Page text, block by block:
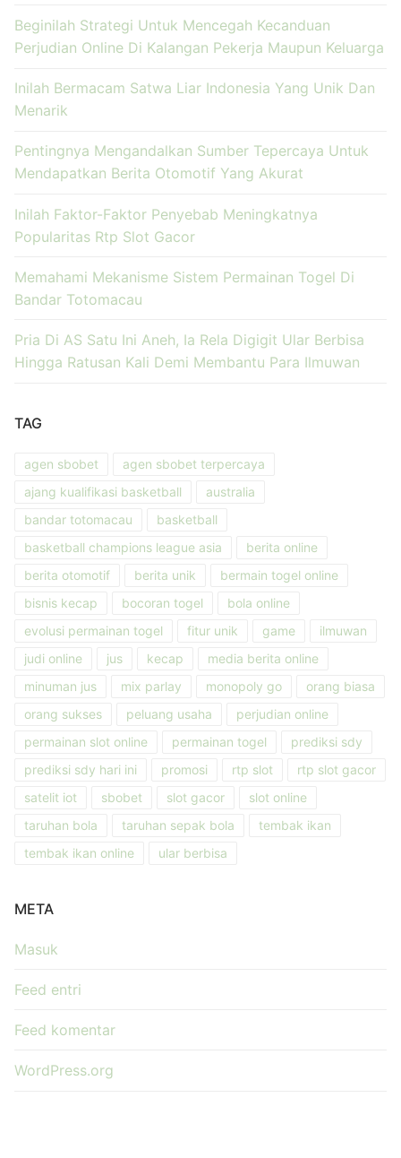
Beginilah Strategi Untuk Mencegah Kecanduan
Perjudian Online Di Kalangan Pekerja Maupun Keluarga
Inilah Bermacam Satwa Liar Indonesia Yang Unik Dan
Menarik
Pentingnya Mengandalkan Sumber Tepercaya Untuk
Mendapatkan Berita Otomotif Yang Akurat
Inilah Faktor-Faktor Penyebab Meningkatnya
Popularitas Rtp Slot Gacor
Memahami Mekanisme Sistem Permainan Togel Di
Bandar Totomacau
Pria Di AS Satu Ini Aneh, Ia Rela Digigit Ular Berbisa
Hingga Ratusan Kali Demi Membantu Para Ilmuwan
TAG
agen sbobet
agen sbobet terpercaya
ajang kualifikasi basketball
australia
bandar totomacau
basketball
basketball champions league asia
berita online
berita otomotif
berita unik
bermain togel online
bisnis kecap
bocoran togel
bola online
evolusi permainan togel
fitur unik game
ilmuwan
judi online
jus kecap
media berita online
minuman jus
mix parlay monopoly go
orang biasa
orang sukses
peluang usaha
perjudian online
permainan slot online
permainan togel
prediksi sdy
prediksi sdy hari ini
promosi rtp slot
rtp slot gacor
satelit iot
sbobet slot gacor
slot online
taruhan bola
taruhan sepak bola
tembak ikan
tembak ikan online
ular berbisa
META
Masuk
Feed entri
Feed komentar
WordPress.org